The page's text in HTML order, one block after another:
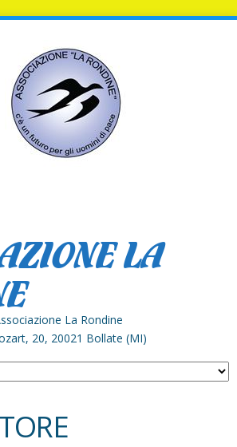
LA
La Rondine
20, 20021 Bollate (MI)